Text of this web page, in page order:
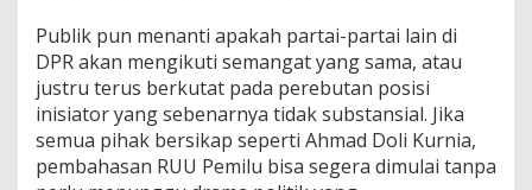
Publik pun menanti apakah partai-partai lain di
DPR akan mengikuti semangat yang sama, atau
justru terus berkutat pada perebutan posisi
inisiator yang sebenarnya tidak substansial. Jika
semua pihak bersikap seperti Ahmad Doli Kurnia,
pembahasan RUU Pemilu bisa segera dimulai tanpa